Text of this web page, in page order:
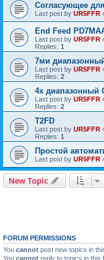
Согласующее
Last post by UR5FFR
End Feed
Last post by UR5FFR
Replies: 1
7ми
Last post by UR5FFR
Replies: 2
4х диапазонный
Last post by UR5FFR
Replies: 2
T2FD
Last post by UR5FFR
Replies: 1
Простой
Last post by UR5FFR
New Topic
FORUM PERMISSIONS
You cannot post new topics in
You cannot reply to topics in this